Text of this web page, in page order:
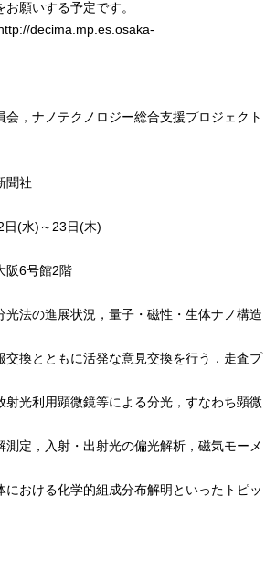
願いする予定です。
decima.mp.es.osaka-
，ナノテクノロジー総合支援プロジェクト
聞社
(水)～23日(木)
6号館2階
法の進展状況，量子・磁性・生体ナノ構造
換とともに活発な意見交換を行う．走査プ
光利用顕微鏡等による分光，すなわち顕微
定，入射・出射光の偏光解析，磁気モーメ
おける化学的組成分布解明といったトピッ